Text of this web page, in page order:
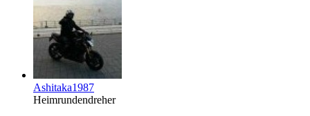
Ashitaka1987
Heimrundendreher